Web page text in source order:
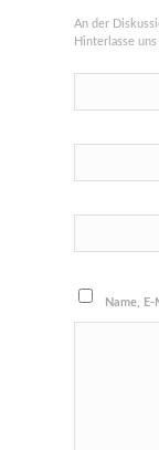
An der
Hinterlasse
Name,